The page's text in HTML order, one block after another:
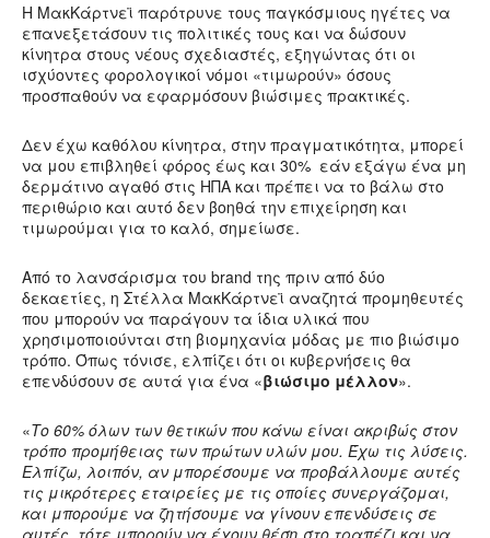
Η ΜακΚάρτνεϊ παρότρυνε τους παγκόσμιους ηγέτες να
επανεξετάσουν τις πολιτικές τους και να δώσουν
κίνητρα στους νέους σχεδιαστές, εξηγώντας ότι οι
ισχύοντες φορολογικοί νόμοι «τιμωρούν» όσους
προσπαθούν να εφαρμόσουν βιώσιμες πρακτικές.
Δεν έχω καθόλου κίνητρα, στην πραγματικότητα, μπορεί
να μου επιβληθεί φόρος έως και 30% εάν εξάγω ένα μη
δερμάτινο αγαθό στις ΗΠΑ και πρέπει να το βάλω στο
περιθώριο και αυτό δεν βοηθά την επιχείρηση και
τιμωρούμαι για το καλό, σημείωσε.
Από το λανσάρισμα του brand της πριν από δύο
δεκαετίες, η Στέλλα ΜακΚάρτνεϊ αναζητά προμηθευτές
που μπορούν να παράγουν τα ίδια υλικά που
χρησιμοποιούνται στη βιομηχανία μόδας με πιο βιώσιμο
τρόπο. Όπως τόνισε, ελπίζει ότι οι κυβερνήσεις θα
επενδύσουν σε αυτά για ένα «βιώσιμο μέλλον».
«Το 60% όλων των θετικών που κάνω είναι ακριβώς στον
τρόπο προμήθειας των πρώτων υλών μου. Έχω τις λύσεις.
Ελπίζω, λοιπόν, αν μπορέσουμε να προβάλλουμε αυτές
τις μικρότερες εταιρείες με τις οποίες συνεργάζομαι,
και μπορούμε να ζητήσουμε να γίνουν επενδύσεις σε
αυτές, τότε μπορούν να έχουν θέση στο τραπέζι και να